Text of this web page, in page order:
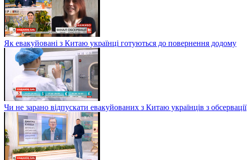
Як евакуйовані з Китаю українці готуються до повернення додому
Чи не зарано відпускати евакуйованих з Китаю українців з обсервації